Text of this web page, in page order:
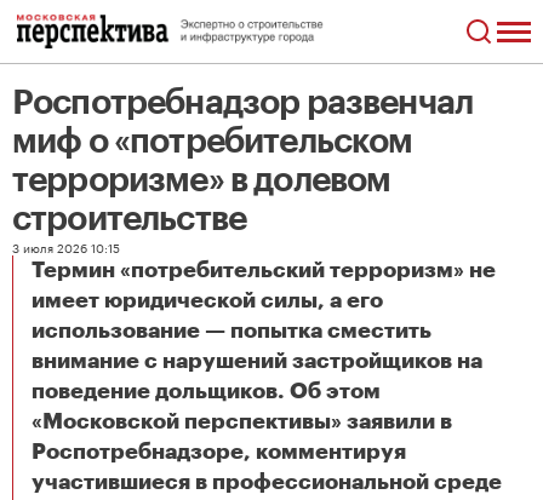
Роспотребнадзор развенчал
миф о «потребительском
терроризме» в долевом
строительстве
3 июля 2026 10:15
Термин «потребительский терроризм» не
имеет юридической силы, а его
использование — попытка сместить
внимание с нарушений застройщиков на
поведение дольщиков. Об этом
«Московской перспективы» заявили в
Роспотребнадзоре, комментируя
участившиеся в профессиональной среде